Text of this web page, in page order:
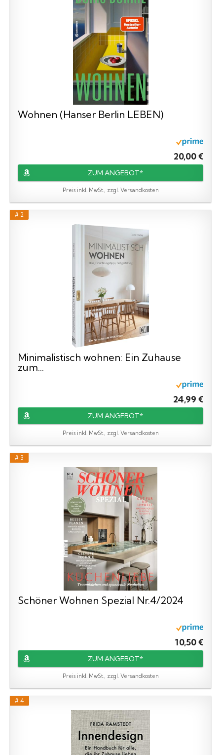
Wohnen (Hanser Berlin LEBEN)
20,00 €
ZUM ANGEBOT*
Preis inkl. MwSt., zzgl. Versandkosten
# 2
Minimalistisch wohnen: Ein Zuhause
zum...
24,99 €
ZUM ANGEBOT*
Preis inkl. MwSt., zzgl. Versandkosten
# 3
Schöner Wohnen Spezial Nr.4/2024
10,50 €
ZUM ANGEBOT*
Preis inkl. MwSt., zzgl. Versandkosten
# 4